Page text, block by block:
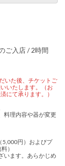
ご入店 / 2時間
いた後、チケットご
いたします。（お
にて承ります。）
料理内容や器が変更
5,000円）およびプ
）
います。あらかじめ